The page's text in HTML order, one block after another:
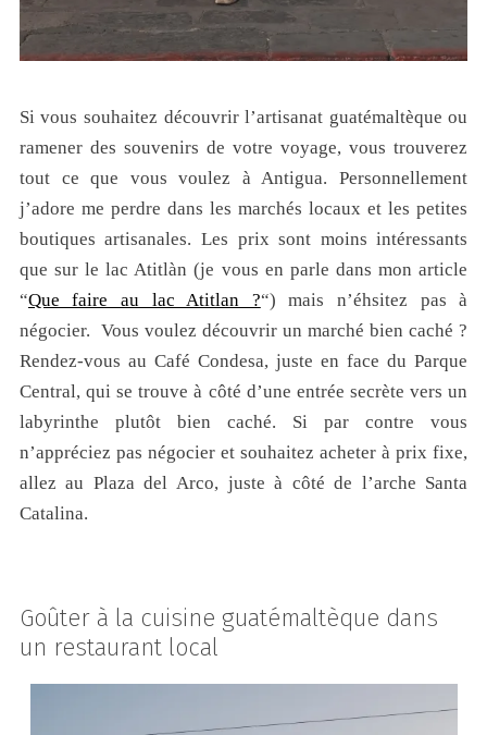
Si vous souhaitez découvrir l’artisanat guatémaltèque ou
ramener des souvenirs de votre voyage, vous trouverez
tout ce que vous voulez à Antigua. Personnellement
j’adore me perdre dans les marchés locaux et les petites
boutiques artisanales. Les prix sont moins intéressants
que sur le lac Atitlàn (je vous en parle dans mon article
“Que faire au lac Atitlan ?“) mais n’éhsitez pas à
négocier. Vous voulez découvrir un marché bien caché ?
Rendez-vous au Café Condesa, juste en face du Parque
Central, qui se trouve à côté d’une entrée secrète vers un
labyrinthe plutôt bien caché. Si par contre vous
n’appréciez pas négocier et souhaitez acheter à prix fixe,
allez au Plaza del Arco, juste à côté de l’arche Santa
Catalina.
Goûter à la cuisine guatémaltèque dans
un restaurant local